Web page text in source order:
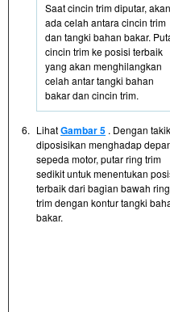
Saat cincin trim diputar, akan
ada celah antara cincin trim
dan tangki bahan bakar.
cincin trim ke posisi terbaik
yang akan menghilangkan
celah antar tangki bahan
bakar dan cincin trim.
6. LihatGambar 5 . Dengan
diposisikan menghadap
sepeda motor, putar ring trim
sedikit untuk menentukan
terbaik dari bagian bawah ring
trim dengan kontur tangki
bakar.